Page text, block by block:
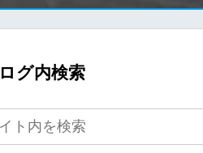
グ内検索